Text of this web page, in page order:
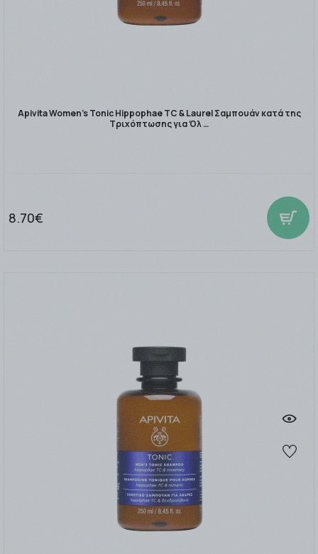
Apivita Women's Tonic Hippophae TC & Laurel Σαμπουάν κατά της
Τριχόπτωσης για Όλ …
8.70€